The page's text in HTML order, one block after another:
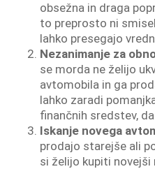
obsežna in draga
to preprosto ni
lahko presegajo
Nezanimanje za
se morda ne želijo
avtomobila in ga
lahko zaradi
finančnih sredstev,
Iskanje novega
prodajo starejše ali
si želijo kupiti novejši